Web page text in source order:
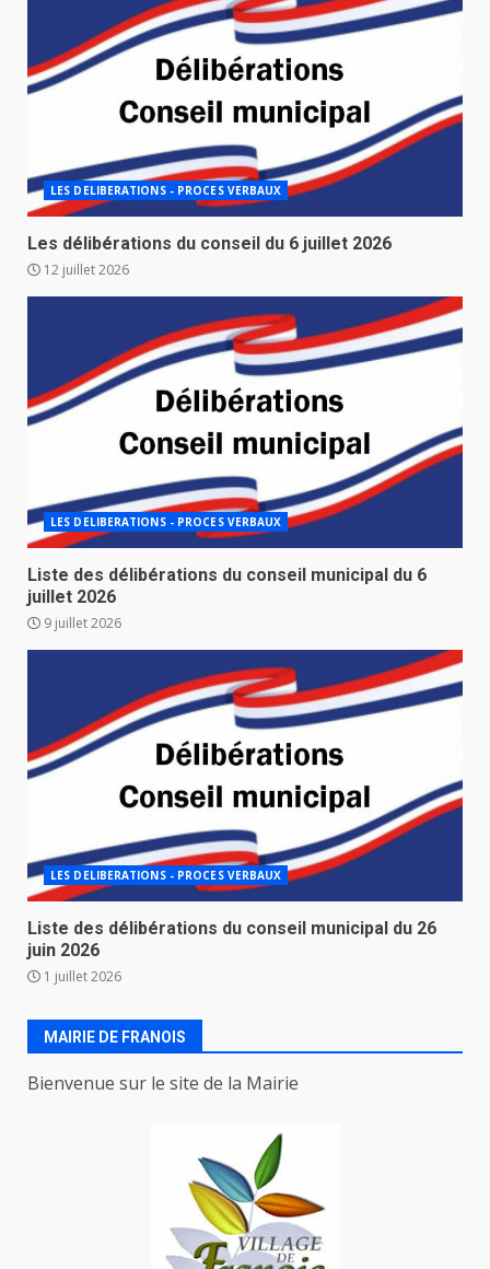
LES DELIBERATIONS - PROCES VERBAUX
Les délibérations du conseil du 6 juillet 2026
12 juillet 2026
LES DELIBERATIONS - PROCES VERBAUX
Liste des délibérations du conseil municipal du 6
juillet 2026
9 juillet 2026
LES DELIBERATIONS - PROCES VERBAUX
Liste des délibérations du conseil municipal du 26
juin 2026
1 juillet 2026
MAIRIE DE FRANOIS
Bienvenue sur le site de la Mairie